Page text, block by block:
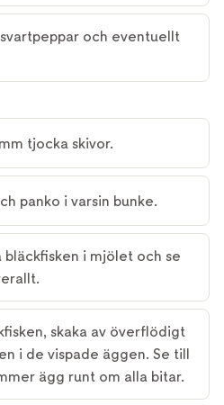
och eventuellt
tjocka skivor.
panko i varsin bunke.
i mjölet och se
skaka av överflödigt
i de vispade äggen. Se till
ägg runt om alla bitar.